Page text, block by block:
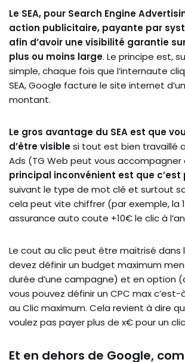
Le SEA, pour Search Engine
action publicitaire, payante par
afin d’avoir une visibilité garantie
plus ou moins large. Le principe est,
simple, chaque fois que l’internaute
SEA, Google facture le site internet
montant.
Le gros avantage du SEA est que
d’être visiblesi tout est bien travaillé
Ads (TG Web peut vous accompagner
principal inconvénient est que c’est
suivant le type de mot clé et surtout
cela peut vite chiffrer (par exemple, la
assurance auto coute +10€ le clic à
Le cout au clic peut être maitrisé dans
devez définir un budget maximum
durée d’une campagne) et en option
vous pouvez définir un CPC max
au Clic maximum. Cela revient à dire
voulez pas payer plus de x€ pour un
Et en dehors de Google,